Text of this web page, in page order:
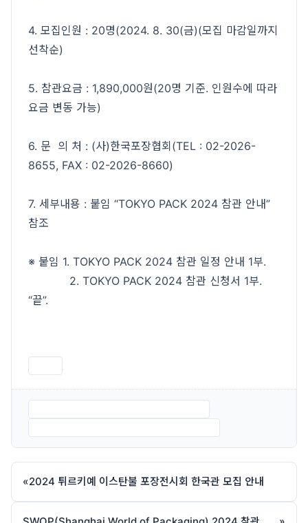
4. 모집인원 : 20명(2024. 8. 30(금)(모집 마감일까지
선착순)
5. 참관요금 : 1,890,000원(20명 기준. 인원수에 따라
요금 변동 가능)
6. 문 의 처 : (사)한국포장협회(TEL : 02-2026-
8655, FAX : 02-2026-8660)
7. 세부내용 : 붙임 “TOKYO PACK 2024 참관 안내”
참조
※ 붙임 1. TOKYO PACK 2024 참관 일정 안내 1부.
2. TOKYO PACK 2024 참관 신청서 1부.
“끝”.
«2024 튀르키예 이스탄불 포장전시회 한국관 모집 안내